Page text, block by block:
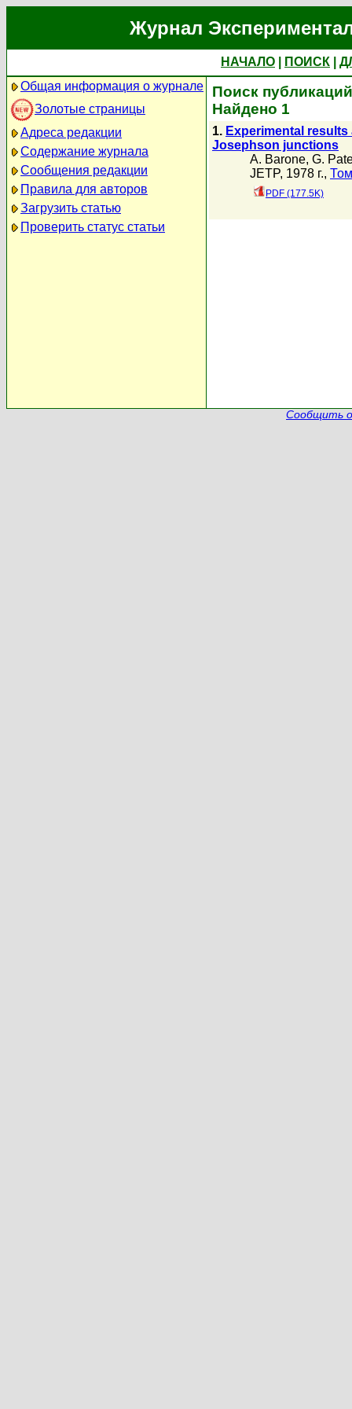
Журнал
НАЧАЛО ПОИСК
Общая информация о журнале
Золотые страницы
Адреса редакции
Содержание журнала
Сообщения редакции
Правила для авторов
Загрузить статью
Проверить статус статьи
Поиск
Найдено 1
1. Experimental
Josephson junctions
A. Barone, G.
JETP, 1978 г.,
PDF (177.5K)
Сообщить о